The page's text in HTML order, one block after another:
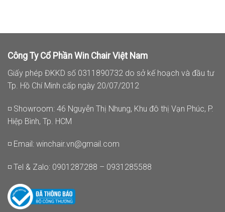
Công Ty Cổ Phần Win Chair Việt Nam
Giấy phép ĐKKD số 0311890732 do sở kế hoạch và đầu tư
Tp. Hồ Chí Minh cấp ngày 20/07/2012
◽ Showroom: 46 Nguyễn Thị Nhung, Khu đô thị Vạn Phúc, P.
Hiệp Bình, Tp. HCM
◽ Email: winchair.vn@gmail.com
◽ Tel & Zalo: 0901287288 – 0931285588